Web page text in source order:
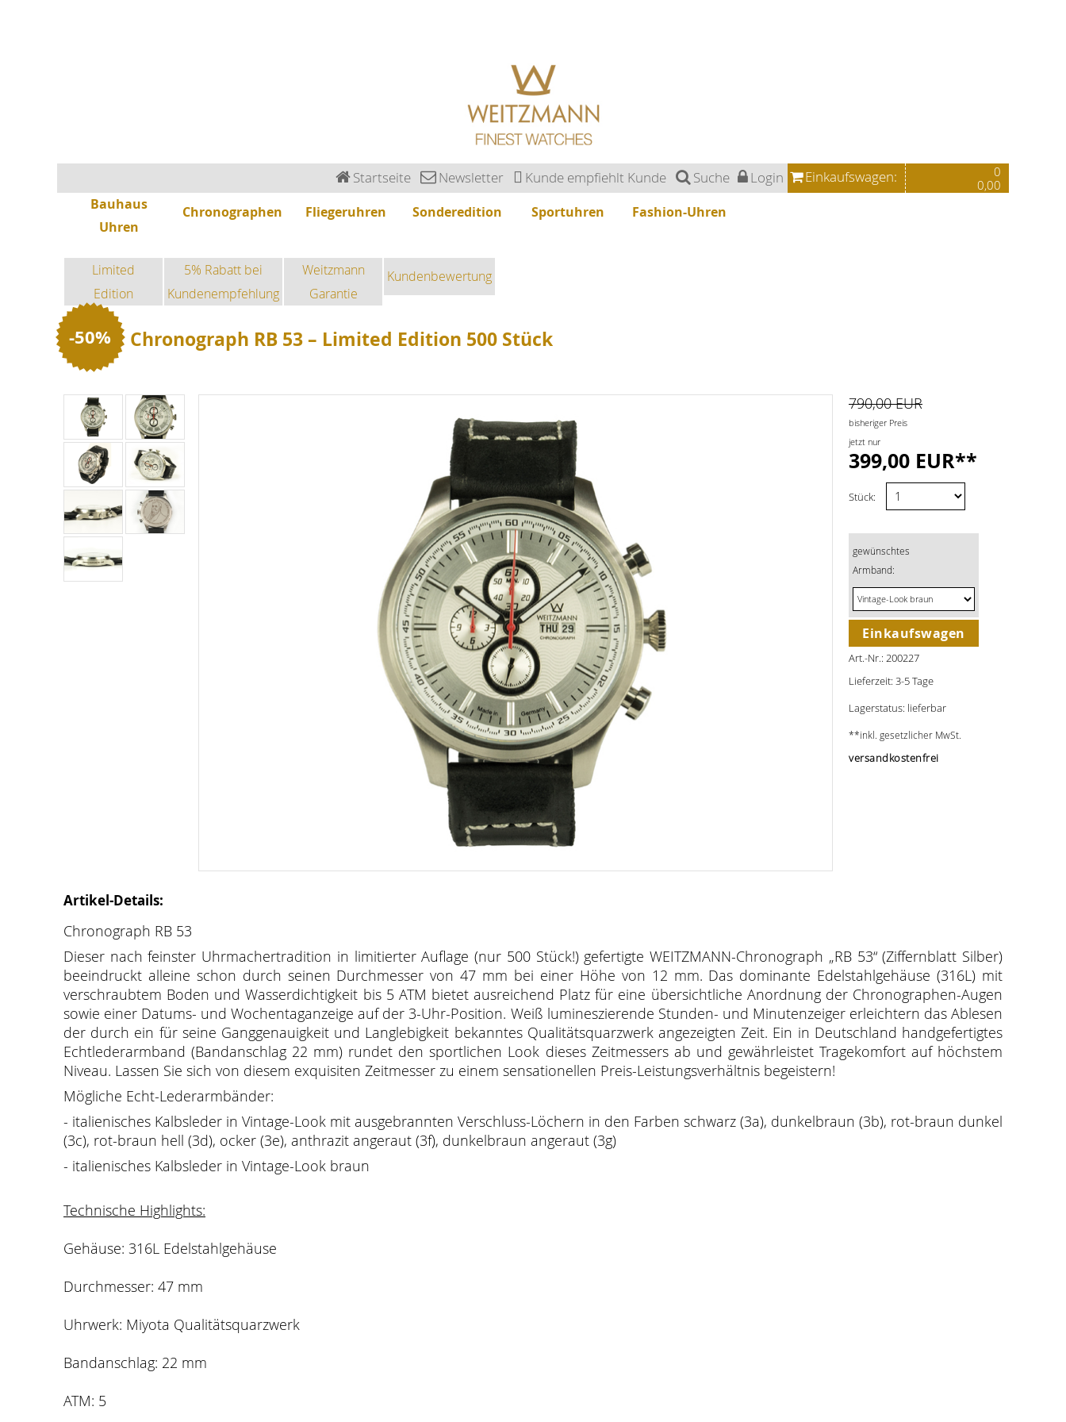
Einkaufswagen:
0
0,00
Startseite Newsletter Kunde empfiehlt Kunde Suche Login
Bauhaus
Uhren
Chronographen Fliegeruhren Sonderedition Sportuhren Fashion-Uhren
Limited
Edition
5% Rabatt bei
Kundenempfehlung
Weitzmann
Garantie
Kundenbewertung
-50% Chronograph RB 53 – Limited Edition 500 Stück
790,00 EUR
bisheriger Preis
jetzt nur
399,00 EUR**
Stück:
gewünschtes
Armband:
Einkaufswagen
Art.-Nr.: 200227
Lieferzeit: 3-5 Tage
Lagerstatus: lieferbar
**inkl. gesetzlicher MwSt.
versandkostenfrei
Artikel-Details:
Chronograph RB 53
Dieser nach feinster Uhrmachertradition in limitierter Auflage (nur 500 Stück!) gefertigte WEITZMANN-Chronograph „RB 53“ (Ziffernblatt Silber)
beeindruckt alleine schon durch seinen Durchmesser von 47 mm bei einer Höhe von 12 mm. Das dominante Edelstahlgehäuse (316L) mit
verschraubtem Boden und Wasserdichtigkeit bis 5 ATM bietet ausreichend Platz für eine übersichtliche Anordnung der Chronographen-Augen
sowie einer Datums- und Wochentaganzeige auf der 3-Uhr-Position. Weiß lumineszierende Stunden- und Minutenzeiger erleichtern das Ablesen
der durch ein für seine Ganggenauigkeit und Langlebigkeit bekanntes Qualitätsquarzwerk angezeigten Zeit. Ein in Deutschland handgefertigtes
Echtlederarmband (Bandanschlag 22 mm) rundet den sportlichen Look dieses Zeitmessers ab und gewährleistet Tragekomfort auf höchstem
Niveau. Lassen Sie sich von diesem exquisiten Zeitmesser zu einem sensationellen Preis-Leistungsverhältnis begeistern!
Mögliche Echt-Lederarmbänder:
- italienisches Kalbsleder in Vintage-Look mit ausgebrannten Verschluss-Löchern in den Farben schwarz (3a), dunkelbraun (3b), rot-braun dunkel
(3c), rot-braun hell (3d), ocker (3e), anthrazit angeraut (3f), dunkelbraun angeraut (3g)
- italienisches Kalbsleder in Vintage-Look braun
Technische Highlights:
Gehäuse: 316L Edelstahlgehäuse
Durchmesser: 47 mm
Uhrwerk: Miyota Qualitätsquarzwerk
Bandanschlag: 22 mm
ATM: 5